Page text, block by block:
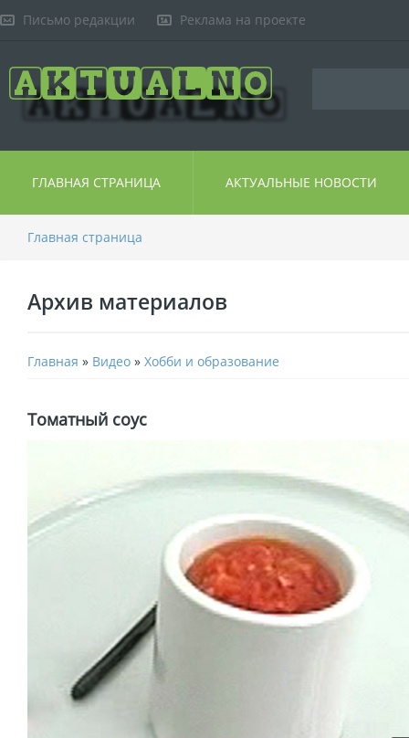
Письмо редакции Реклама на проекте
ГЛАВНАЯ СТРАНИЦА АКТУАЛЬНЫЕ НОВОСТИ
Главная страница
Архив материалов
Главная » Видео » Хобби и образование
Томатный соус